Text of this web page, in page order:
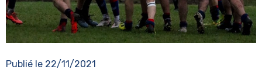
Publié le 22/11/2021